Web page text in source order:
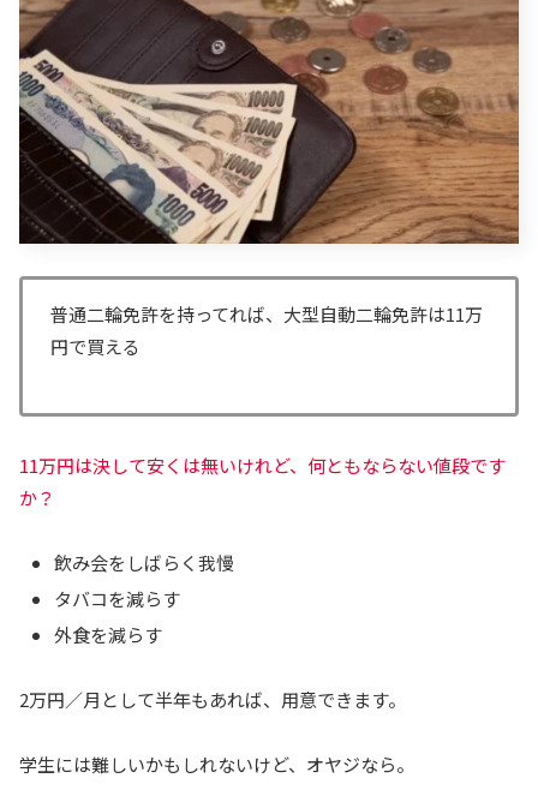
普通二輪免許を持ってれば、大型自動二輪免許は11万
円で買える
11万円は決して安くは無いけれど、何ともならない値段です
か？
飲み会をしばらく我慢
タバコを減らす
外食を減らす
2万円／月として半年もあれば、用意できます。
学生には難しいかもしれないけど、オヤジなら。